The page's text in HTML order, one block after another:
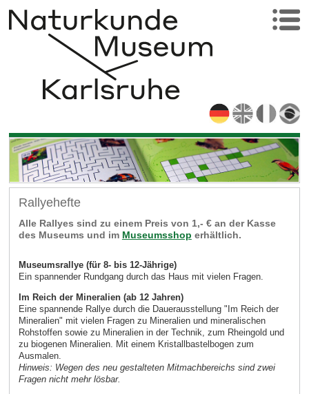
Rallyehefte
Alle Rallyes sind zu einem Preis von 1,- € an der Kasse
des Museums und im Museumsshop erhältlich.
Museumsrallye (für 8- bis 12-Jährige)
Ein spannender Rundgang durch das Haus mit vielen Fragen.
Im Reich der Mineralien (ab 12 Jahren)
Eine spannende Rallye durch die Dauerausstellung "Im Reich der
Mineralien" mit vielen Fragen zu Mineralien und mineralischen
Rohstoffen sowie zu Mineralien in der Technik, zum Rheingold und
zu biogenen Mineralien. Mit einem Kristallbastelbogen zum
Ausmalen.
Hinweis: Wegen des neu gestalteten Mitmachbereichs sind zwei
Fragen nicht mehr lösbar.